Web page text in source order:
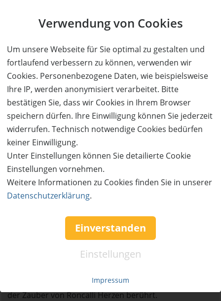
Verwendung von Cookies
Um unsere Webseite für Sie optimal zu gestalten und
fortlaufend verbessern zu können, verwenden wir
Cookies. Personenbezogene Daten, wie beispielsweise
Ihre IP, werden anonymisiert verarbeitet. Bitte
bestätigen Sie, dass wir Cookies in Ihrem Browser
speichern dürfen. Ihre Einwilligung können Sie jederzeit
widerrufen. Technisch notwendige Cookies bedürfen
keiner Einwilligung.
Unter Einstellungen können Sie detailierte Cookie
Einstellungen vornehmen.
Weitere Informationen zu Cookies finden Sie in unserer
Datenschutzerklärung.
Einverstanden
Einstellungen
Impressum
entführen!
Seit beinahe 50 Jahren verzaubert Roncalli bereits sein
Publikum. Das kommende Programm verspricht
wieder ein unvergessliches Erlebnis, vollgepackt mit
Clownerie, Magie, Akrobatik und Poesie. Neben der
bewährten Roncalli-Qualität, wird es auch eine Fülle an
Überraschungen, emotionalen Höhepunkten,
glanzvollen Momenten, Poesie, Nostalgie und
Innovationen geben. Hinzu kommt natürlich die
einzigartige Atmosphäre von Roncalli, eingebettet im
wohl schönsten Circuszelt der Welt. Seit 2018 ist das
Circus-Theater Roncalli tierfrei und verabschiedete sich
darüber hinaus von Plastikverpackungen und -besteck.
Sichere dir jetzt deine Tickets und lass dich von
Roncalli's Traumwelt verzaubern. Vergiss für einen
Moment den Alltag und erschaffe gemeinsam mit
dabei, wenn die Emotionen in der Luft schweben und
der Zauber von Roncalli Herzen berührt.